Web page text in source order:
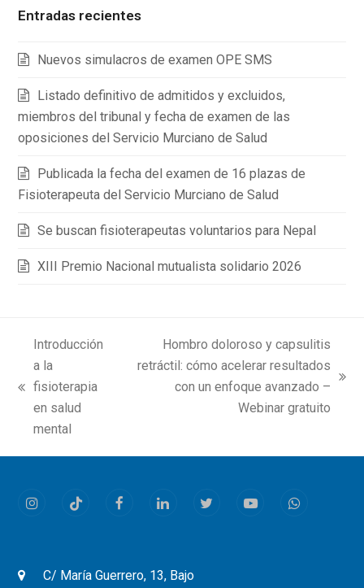
Entradas recientes
Nuevos simulacros de examen OPE SMS
Listado definitivo de admitidos y excluidos,
miembros del tribunal y fecha de examen de las
oposiciones del Servicio Murciano de Salud
Publicada la fecha del examen de 16 plazas de
Fisioterapeuta del Servicio Murciano de Salud
Se buscan fisioterapeutas voluntarios para Nepal
XIII Premio Nacional mutualista solidario 2026
previous
post:
Introducción
a la
fisioterapia
en salud
mental
Hombro doloroso y capsulitis
retráctil: cómo acelerar resultados
con un enfoque avanzado –
Webinar gratuito
InstagramTiktok FacebookLinkedInTwitterYoutubeWhatsapp
C/ María Guerrero, 13, Bajo